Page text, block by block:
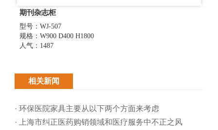
期刊杂志柜
型号：WJ-507
规格：W900 D400 H1800
人气：1487
相关新闻
· 环保医院家具主要从以下两个方面来考虑
· 上海市纠正医药购销领域和医疗服务中不正之风